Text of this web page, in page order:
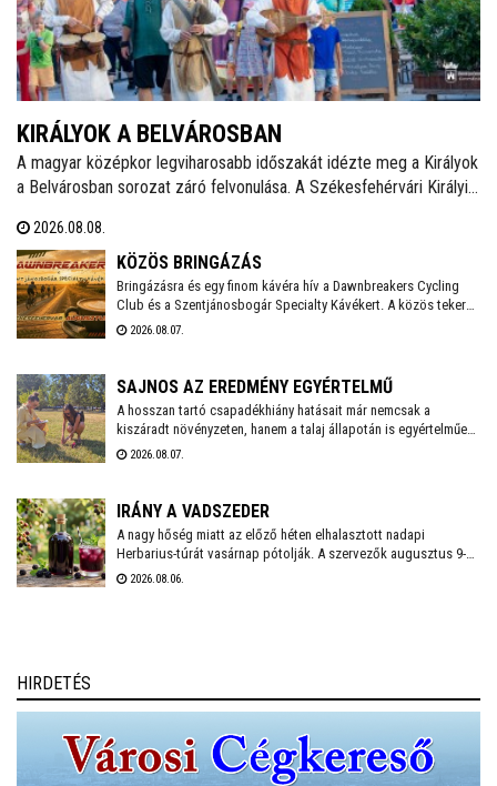
KIRÁLYOK A BELVÁROSBAN
A magyar középkor legviharosabb időszakát idézte meg a Királyok
a Belvárosban sorozat záró felvonulása. A Székesfehérvári Királyi
herceg, II. (Vak) Béla, Salamon király és III. András óriásbábjai
vonultak végig a Fő utcán.
2026.08.08.
KÖZÖS BRINGÁZÁS
Bringázásra és egy finom kávéra hív a Dawnbreakers Cycling
Club és a Szentjánosbogár Specialty Kávékert. A közös tekerés
augusztus 8-án, szombaton reggel 8.00 órakor indul a Liszt
2026.08.07.
SAJNOS AZ EREDMÉNY EGYÉRTELMŰ
A hosszan tartó csapadékhiány hatásait már nemcsak a
kiszáradt növényzeten, hanem a talaj állapotán is egyértelműen
mérni lehet. A Városgondnokság szakemberei talajnedvesség-
jelenlegi helyzetről.
2026.08.07.
IRÁNY A VADSZEDER
A nagy hőség miatt az előző héten elhalasztott nadapi
Herbarius-túrát vasárnap pótolják. A szervezők augusztus 9-én
várnak mindenkit, aki szívesen csatlakozna a programhoz, hogy
2026.08.06.
HIRDETÉS